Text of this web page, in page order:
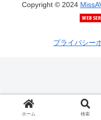
Copyright © 2024
プライバシー
ホーム 検索